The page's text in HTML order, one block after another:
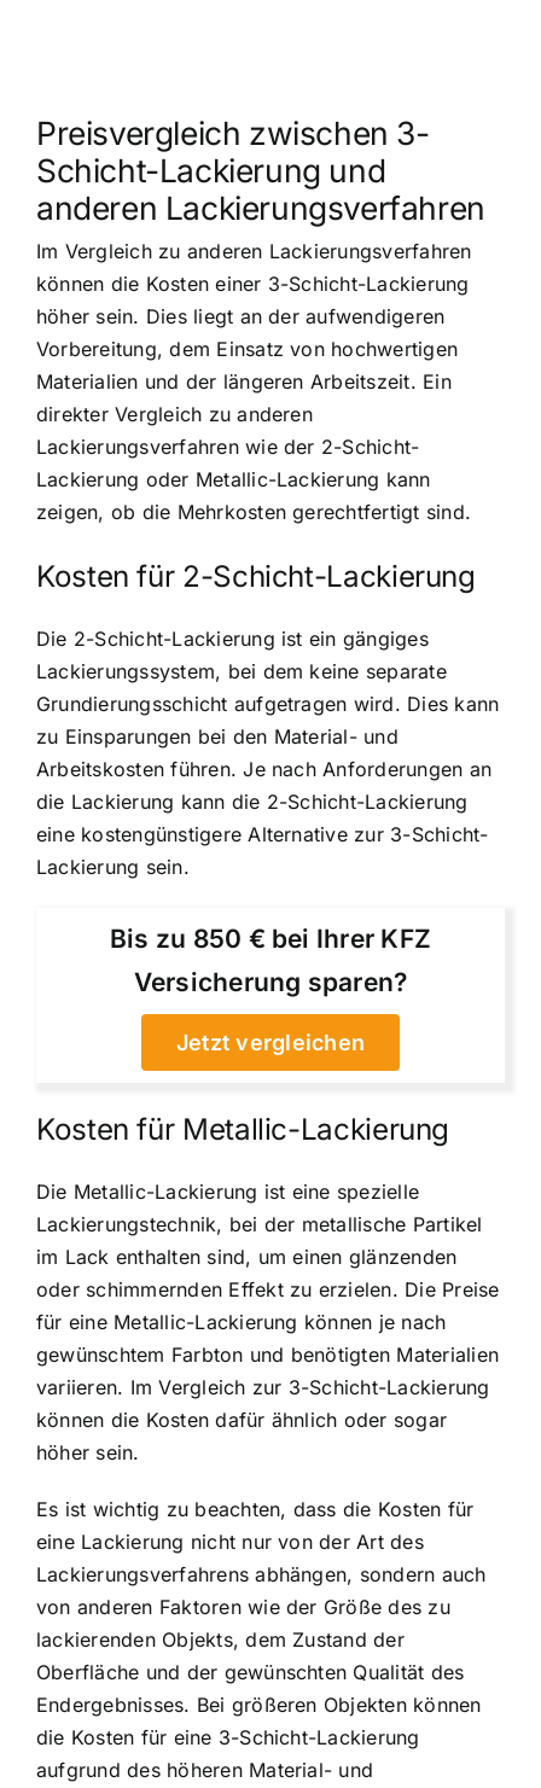
Preisvergleich zwischen 3-
Schicht-Lackierung und
anderen Lackierungsverfahren
Im Vergleich zu anderen Lackierungsverfahren
können die Kosten einer 3-Schicht-Lackierung
höher sein. Dies liegt an der aufwendigeren
Vorbereitung, dem Einsatz von hochwertigen
Materialien und der längeren Arbeitszeit. Ein
direkter Vergleich zu anderen
Lackierungsverfahren wie der 2-Schicht-
Lackierung oder Metallic-Lackierung kann
zeigen, ob die Mehrkosten gerechtfertigt sind.
Kosten für 2-Schicht-Lackierung
Die 2-Schicht-Lackierung ist ein gängiges
Lackierungssystem, bei dem keine separate
Grundierungsschicht aufgetragen wird. Dies kann
zu Einsparungen bei den Material- und
Arbeitskosten führen. Je nach Anforderungen an
die Lackierung kann die 2-Schicht-Lackierung
eine kostengünstigere Alternative zur 3-Schicht-
Lackierung sein.
Bis zu 850 € bei Ihrer KFZ
Versicherung sparen?
Jetzt vergleichen
Kosten für Metallic-Lackierung
Die Metallic-Lackierung ist eine spezielle
Lackierungstechnik, bei der metallische Partikel
im Lack enthalten sind, um einen glänzenden
oder schimmernden Effekt zu erzielen. Die Preise
für eine Metallic-Lackierung können je nach
gewünschtem Farbton und benötigten Materialien
variieren. Im Vergleich zur 3-Schicht-Lackierung
können die Kosten dafür ähnlich oder sogar
höher sein.
Es ist wichtig zu beachten, dass die Kosten für
eine Lackierung nicht nur von der Art des
Lackierungsverfahrens abhängen, sondern auch
von anderen Faktoren wie der Größe des zu
lackierenden Objekts, dem Zustand der
Oberfläche und der gewünschten Qualität des
Endergebnisses. Bei größeren Objekten können
die Kosten für eine 3-Schicht-Lackierung
aufgrund des höheren Material- und